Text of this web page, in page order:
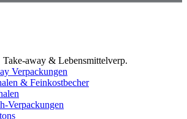
Take-away & Lebensmittelverp.
Verpackungen
& Feinkostbecher
Verpackungen